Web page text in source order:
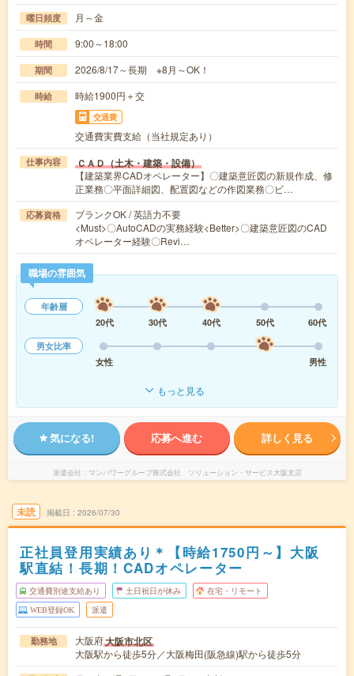
曜日頻度 月～金
時間 9:00～18:00
期間 2026/8/17～長期 ※8月～OK！
時給 時給1900円＋交
交通費
交通費実費支給（当社規定あり）
仕事内容 ＣＡＤ（土木・建築・設備）
【建築業界CADオペレーター】〇建築意匠図の新規作成、修
正業務〇平面詳細図、配置図などの作図業務〇ビ…
応募資格
ブランクOK / 英語力不要
<Must>〇AutoCADの実務経験<Better>〇建築意匠図のCAD
オペレーター経験〇Revi…
職場の雰囲気
年齢層
20代
30代 40代 50代
60代
男女比率
女性
男性
もっと見る
気になる! 応募へ進む 詳しく見る
派遣会社 マンパワーグループ株式会社 ソリューション・サービス大阪支店
未読 掲載日 2026/07/30
正社員登用実績あり＊【時給1750円～】大阪
駅直結！長期！CADオペレーター
交通費別途支給あり 土日祝日が休み 在宅・リモート
WEB登録OK 派遣
勤務地 大阪府大阪市北区
大阪駅から徒歩5分／大阪梅田(阪急線)駅から徒歩5分